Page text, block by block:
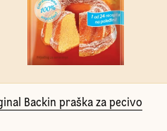
Backin praška za pecivo